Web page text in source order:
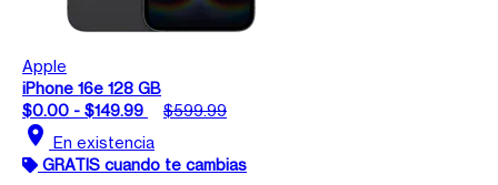
Apple
iPhone 16e 128 GB
$0.00 - $149.99
$599.99
location_on En existencia
GRATIS cuando te cambias